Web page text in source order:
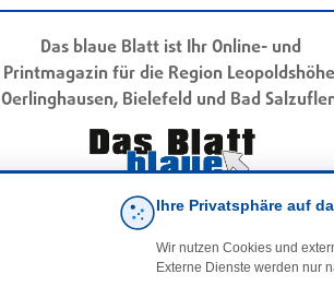
Das blaue Blatt ist Ihr Online- und
Printmagazin für die Region
Oerlinghausen, Bielefeld und Bad
Ihre Privatsphäre auf
Wir nutzen Cookies und
Externe Dienste werden nur